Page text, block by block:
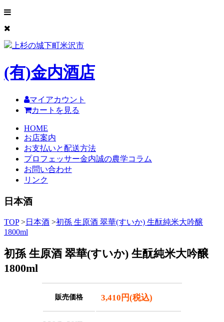
上杉の城下町米沢市
(有)金内酒店
マイアカウント
カートを見る
HOME
お店案内
お支払いと配送方法
プロフェッサー金内誠の農学コラム
お問い合わせ
リンク
日本酒
TOP >日本酒 >初孫 生原酒 翠華(すいか) 生酛純米大吟醸
1800ml
初孫 生原酒 翠華(すいか) 生酛純米大吟醸
1800ml
販売価格 3,410円(税込)